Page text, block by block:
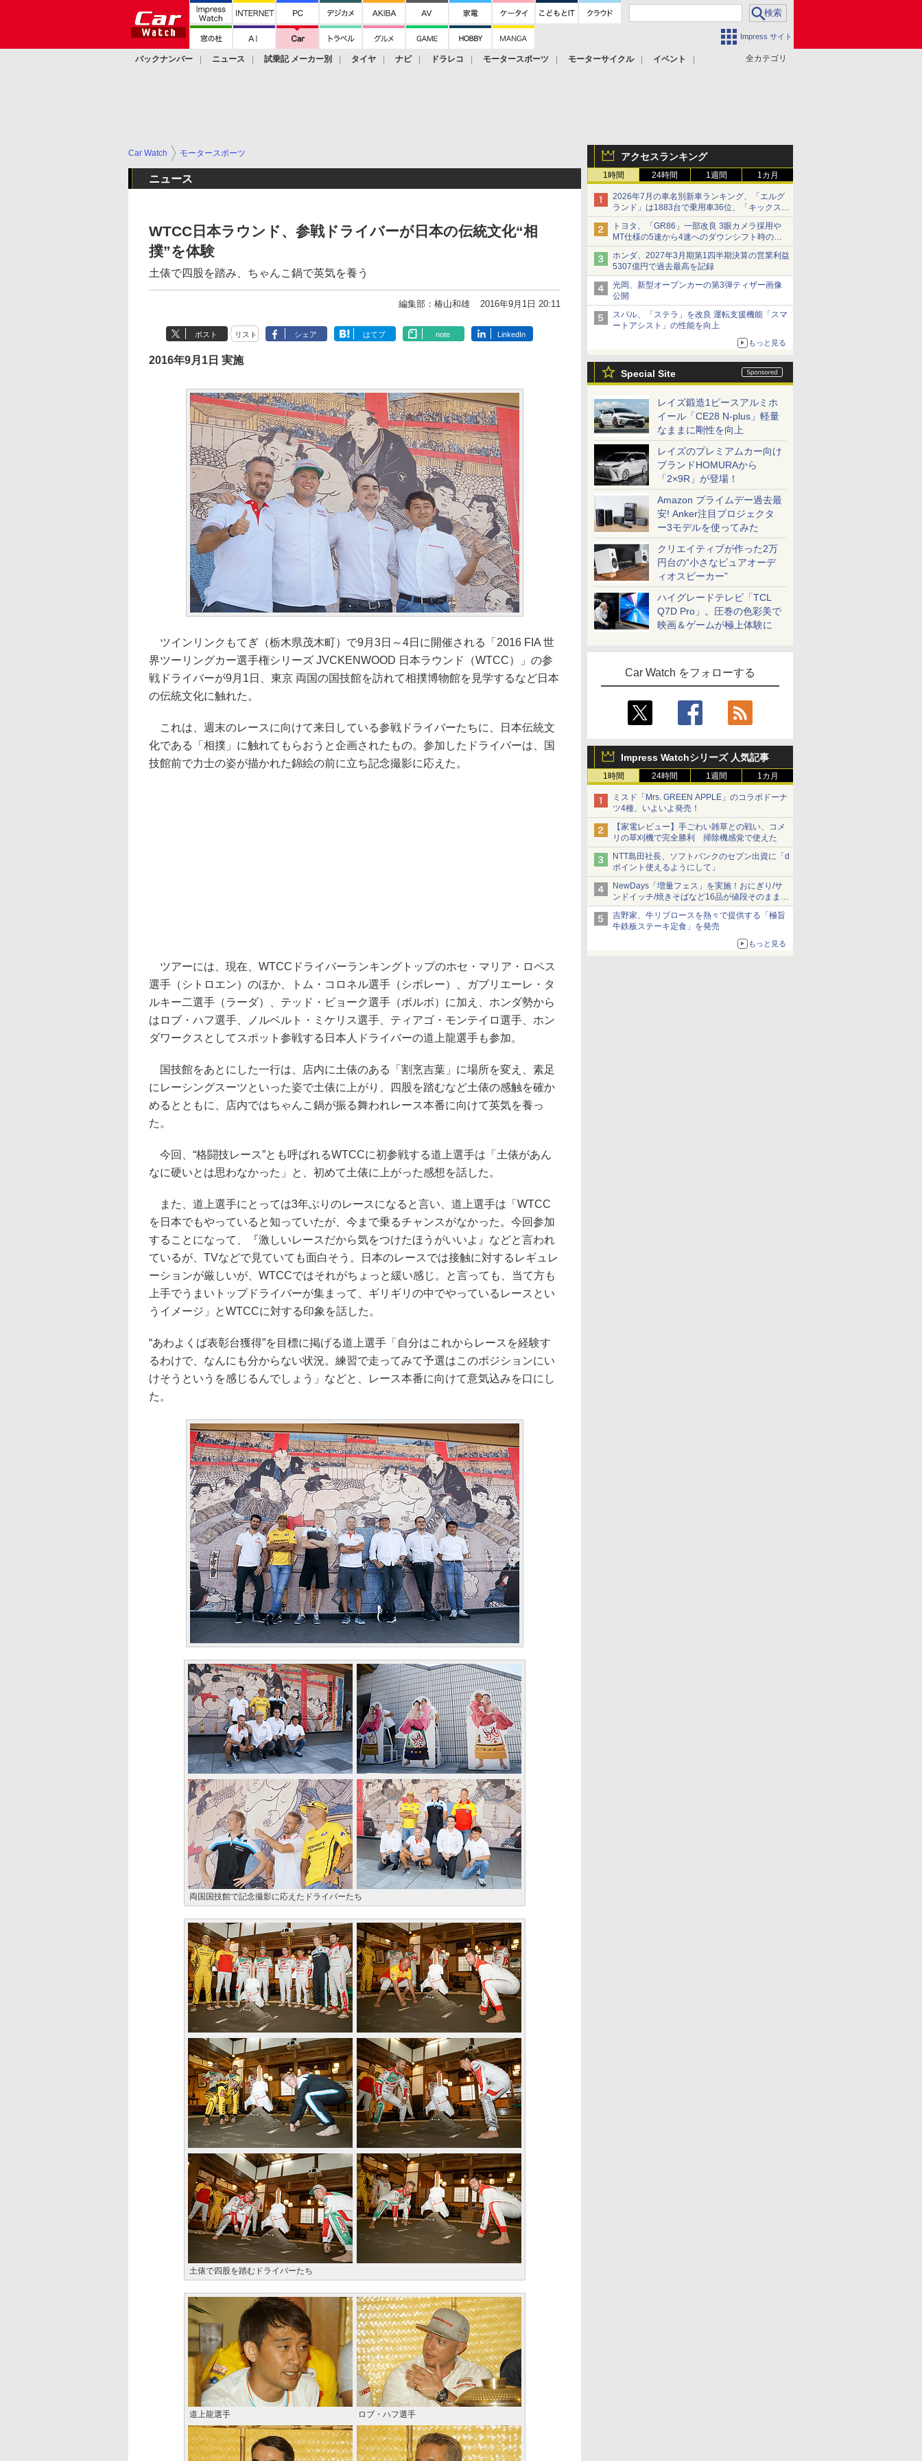
Impress サイト
全カテゴリ
バックナンバー ニュース 試乗記 メーカー別 タイヤ ナビ ドラレコ モータースポーツ モーターサイクル
イベント
アクセスランキング
1時間 24時間 1週間 1カ月
2026年7月の車名別新車ランキング、「エルグ
ランド」は1883台で乗用車36位、「キックス」
は2591台で27位に
トヨタ、「GR86」一部改良 3眼カメラ採用や
MT仕様の5速から4速へのダウンシフト時の操
作性向上など
ホンダ、2027年3月期第1四半期決算の営業利益
5307億円で過去最高を記録
光岡、新型オープンカーの第3弾ティザー画像
公開
スバル、「ステラ」を改良 運転支援機能「スマ
ートアシスト」の性能を向上
もっと見る
Special Site
レイズ鍛造1ピースアルミホ
イール「CE28 N-plus」軽量
なままに剛性を向上
レイズのプレミアムカー向け
ブランドHOMURAから
「2×9R」が登場！
Amazon プライムデー過去最
安! Anker注目プロジェクタ
ー3モデルを使ってみた
クリエイティブが作った2万
円台の“小さなピュアオーデ
ィオスピーカー”
ハイグレードテレビ「TCL
Q7D Pro」。圧巻の色彩美で
映画＆ゲームが極上体験に
Car Watch をフォローする
Impress Watchシリーズ 人気記事
1時間 24時間 1週間 1カ月
ミスド「Mrs. GREEN APPLE」のコラボドーナ
ツ4種、いよいよ発売！
【家電レビュー】手ごわい雑草との戦い、コメ
リの草刈機で完全勝利 掃除機感覚で使えた
NTT島田社長、ソフトバンクのセブン出資に「d
ポイント使えるようにして」
NewDays「増量フェス」を実施！おにぎり/サ
ンドイッチ/焼きそばなど16品が値段そのままで
ボリュームアップ
吉野家、牛リブロースを熱々で提供する「極旨
牛鉄板ステーキ定食」を発売
もっと見る
Car Watch モータースポーツ
ニュース
WTCC日本ラウンド、参戦ドライバーが日本の伝統文化“相
撲”を体験
土俵で四股を踏み、ちゃんこ鍋で英気を養う
編集部：椿山和雄 2016年9月1日 20:11
ポスト リスト シェア はてブ note LinkedIn
2016年9月1日 実施
ツインリンクもてぎ（栃木県茂木町）で9月3日～4日に開催される「2016 FIA 世
界ツーリングカー選手権シリーズ JVCKENWOOD 日本ラウンド（WTCC）」の参
戦ドライバーが9月1日、東京 両国の国技館を訪れて相撲博物館を見学するなど日本
の伝統文化に触れた。
これは、週末のレースに向けて来日している参戦ドライバーたちに、日本伝統文
化である「相撲」に触れてもらおうと企画されたもの。参加したドライバーは、国
技館前で力士の姿が描かれた錦絵の前に立ち記念撮影に応えた。
ツアーには、現在、WTCCドライバーランキングトップのホセ・マリア・ロペス
選手（シトロエン）のほか、トム・コロネル選手（シボレー）、ガブリエーレ・タ
ルキー二選手（ラーダ）、テッド・ビョーク選手（ボルボ）に加え、ホンダ勢から
はロブ・ハフ選手、ノルベルト・ミケリス選手、ティアゴ・モンテイロ選手、ホン
ダワークスとしてスポット参戦する日本人ドライバーの道上龍選手も参加。
国技館をあとにした一行は、店内に土俵のある「割烹吉葉」に場所を変え、素足
にレーシングスーツといった姿で土俵に上がり、四股を踏むなど土俵の感触を確か
めるとともに、店内ではちゃんこ鍋が振る舞われレース本番に向けて英気を養っ
た。
今回、“格闘技レース”とも呼ばれるWTCCに初参戦する道上選手は「土俵があん
なに硬いとは思わなかった」と、初めて土俵に上がった感想を話した。
また、道上選手にとっては3年ぶりのレースになると言い、道上選手は「WTCC
を日本でもやっていると知っていたが、今まで乗るチャンスがなかった。今回参加
することになって、『激しいレースだから気をつけたほうがいいよ』などと言われ
ているが、TVなどで見ていても面白そう。日本のレースでは接触に対するレギュレ
ーションが厳しいが、WTCCではそれがちょっと緩い感じ。と言っても、当て方も
上手でうまいトップドライバーが集まって、ギリギリの中でやっているレースとい
うイメージ」とWTCCに対する印象を話した。
“あわよくば表彰台獲得”を目標に掲げる道上選手「自分はこれからレースを経験す
るわけで、なんにも分からない状況。練習で走ってみて予選はこのポジションにい
けそうというを感じるんでしょう」などと、レース本番に向けて意気込みを口にし
た。
両国国技館で記念撮影に応えたドライバーたち
土俵で四股を踏むドライバーたち
道上龍選手 ロブ・ハフ選手